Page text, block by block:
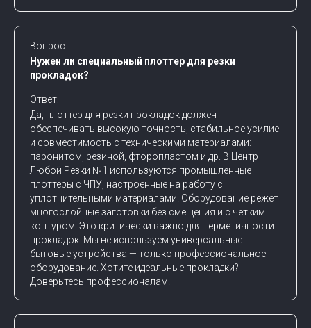
Вопрос:
Нужен ли специальный плоттер для резки
прокладок?
Ответ:
Да, плоттер для резки прокладок должен
обеспечивать высокую точность, стабильное усилие
и совместимость с техническими материалами:
паронитом, резиной, фторопластом и др. В Центр
Любой Резки №1 используются промышленные
плоттеры с ЧПУ, настроенные на работу с
уплотнительными материалами. Оборудование режет
многослойные заготовки без смещения и с чётким
контуром. Это критически важно для герметичности
прокладок. Мы не используем универсальные
бытовые устройства — только профессиональное
оборудование. Хотите идеальные прокладки?
Доверьтесь профессионалам.